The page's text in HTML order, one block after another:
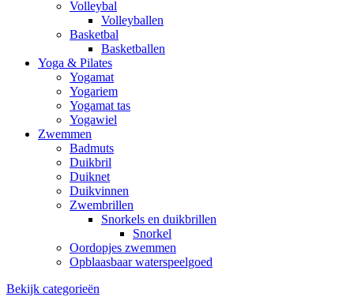
Volleybal
Volleyballen
Basketbal
Basketballen
Yoga & Pilates
Yogamat
Yogariem
Yogamat tas
Yogawiel
Zwemmen
Badmuts
Duikbril
Duiknet
Duikvinnen
Zwembrillen
Snorkels en duikbrillen
Snorkel
Oordopjes zwemmen
Opblaasbaar waterspeelgoed
Bekijk categorieën